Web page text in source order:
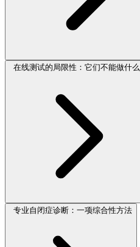
在线测试的局限性：它们不能做什么
专业自闭症诊断：一项综合性方法